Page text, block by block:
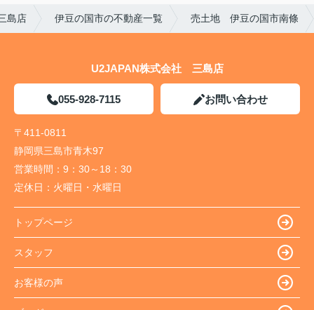
島店 伊豆の国市の不動産一覧 売土地 伊豆の国市南條
U2JAPAN株式会社 三島店
055-928-7115 お問い合わせ
〒411-0811
静岡県三島市青木97
営業時間： 9：30～18：30
定休日： 火曜日・水曜日
トップページ
スタッフ
お客様の声